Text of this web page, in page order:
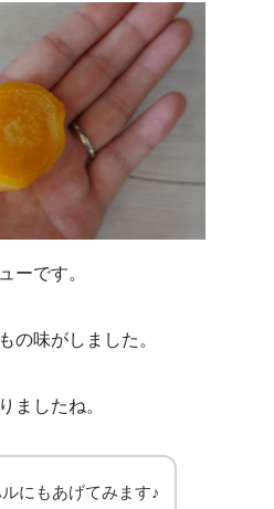
ーです。
の味がしました。
ましたね。
にもあげてみます♪